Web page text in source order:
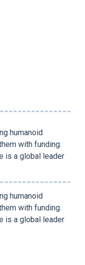
humanoid
with funding.
is a global leader
humanoid
with funding.
is a global leader